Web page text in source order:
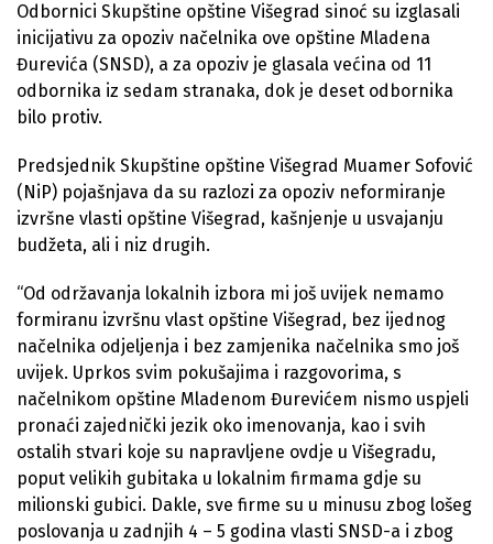
Odbornici Skupštine opštine Višegrad sinoć su izglasali
inicijativu za opoziv načelnika ove opštine Mladena
Đurevića (SNSD), a za opoziv je glasala većina od 11
odbornika iz sedam stranaka, dok je deset odbornika
bilo protiv.
Predsjednik Skupštine opštine Višegrad Muamer Sofović
(NiP) pojašnjava da su razlozi za opoziv neformiranje
izvršne vlasti opštine Višegrad, kašnjenje u usvajanju
budžeta, ali i niz drugih.
“Od održavanja lokalnih izbora mi još uvijek nemamo
formiranu izvršnu vlast opštine Višegrad, bez ijednog
načelnika odjeljenja i bez zamjenika načelnika smo još
uvijek. Uprkos svim pokušajima i razgovorima, s
načelnikom opštine Mladenom Đurevićem nismo uspjeli
pronaći zajednički jezik oko imenovanja, kao i svih
ostalih stvari koje su napravljene ovdje u Višegradu,
poput velikih gubitaka u lokalnim firmama gdje su
milionski gubici. Dakle, sve firme su u minusu zbog lošeg
poslovanja u zadnjih 4 – 5 godina vlasti SNSD-a i zbog